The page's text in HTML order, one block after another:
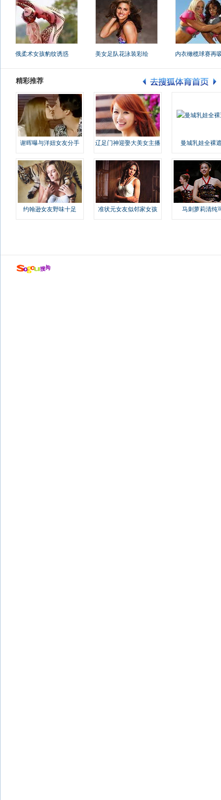
俄柔术女孩豹纹诱惑 美女足队花泳装彩绘 内衣橄榄球赛再
精彩推荐
谢晖曝与洋妞女友分手 辽足门神迎娶大美女主播 曼城乳娃全裸
约翰逊女友野味十足 准状元女友似邻家女孩 马刺萝莉清纯